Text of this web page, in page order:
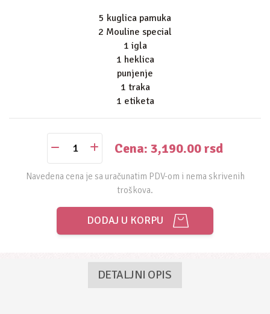
5 kuglica pamuka
2 Mouline special
1 igla
1 heklica
punjenje
1 traka
1 etiketa
Cena: 3,190.00rsd
Navedena cena je sa uračunatim PDV-om i nema skrivenih
troškova.
DODAJ U KORPU
DETALJNI OPIS